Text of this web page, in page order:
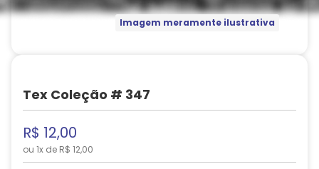
Imagem meramente ilustrativa
Tex Coleção # 347
R$ 12,00
ou 1x de R$ 12,00